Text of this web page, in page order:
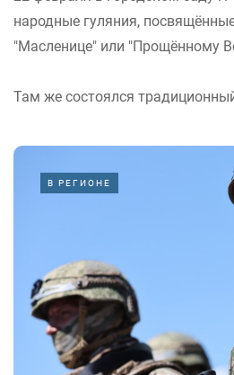
народные гуляния,
"Масленице" или "Прощённому
Там же состоялся
В РЕГИОНЕ